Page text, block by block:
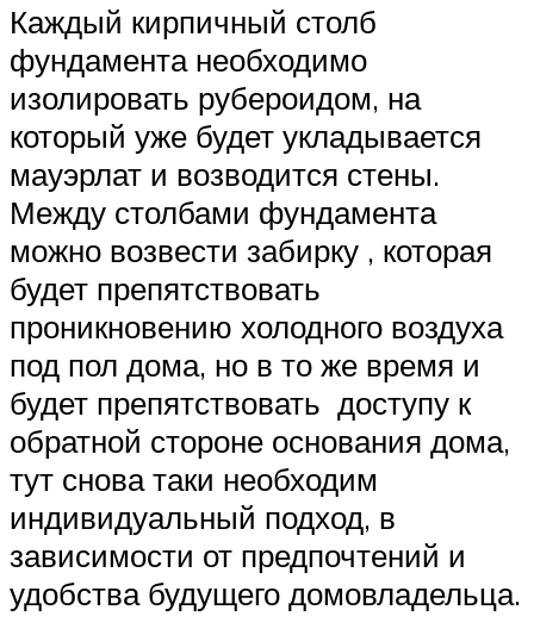
Каждый кирпичный столб
фундамента необходимо
изолировать рубероидом, на
который уже будет укладывается
мауэрлат и возводится стены.
Между столбами фундамента
можно возвести забирку , которая
будет препятствовать
проникновению холодного воздуха
под пол дома, но в то же время и
будет препятствовать доступу к
обратной стороне основания дома,
тут снова таки необходим
индивидуальный подход, в
зависимости от предпочтений и
удобства будущего домовладельца.